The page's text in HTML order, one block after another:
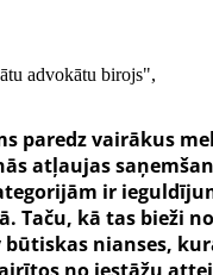
advokātu birojs",
paredz vairākus
atļaujas
ir
Taču, kā tas bieži
būtiskas nianses,